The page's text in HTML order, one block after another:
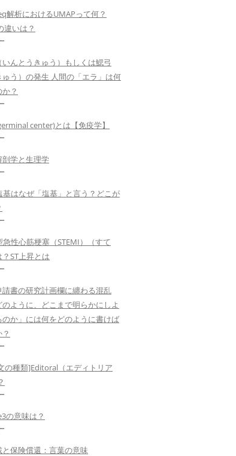
解析におけるUMAPって何？
違いは？
んとうきゅう）もしくは鰓弓
ゅう）の発生 人間の「エラ」は何
？
center)とは【免疫学】
剖学と生理学
基はなぜ「塩基」と言う？どこが
急性心筋梗塞（STEMI）（すて
ST上昇とは
請書の研究計画欄に纏わる混乱
のように、どこまで明らかにしよ
のか」には何をどのように書けば
の種類]Editoral（エディトリア
の意味は？
と保険償還：言葉の意味